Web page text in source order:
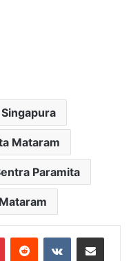
Mataram
Paramita
PinterestReddit VKontakteBagikan Lewat Email